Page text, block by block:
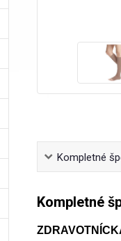
Kompletné
Kompletné